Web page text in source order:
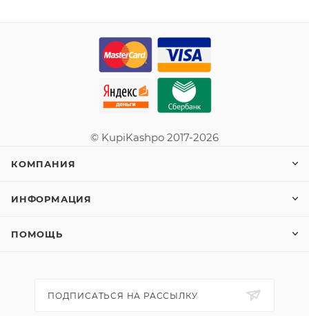
© KupiKashpo 2017-2026
КОМПАНИЯ
ИНФОРМАЦИЯ
ПОМОЩЬ
ПОДПИСАТЬСЯ НА РАССЫЛКУ